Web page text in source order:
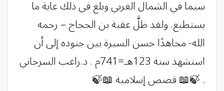
سيما في الشمال الغربي وبلغ في ذلك غاية ما
يستطيع. ولقد ظلَّ عقبة بن الحجاج – رحمه
الله- مجاهدًا حسن السيرة بين جنوده إلى أن
استشهد سنة 123هـ=741م . د.راغب السرجاني
. ‏🍃📖 قصص إسلامية 📖🍃